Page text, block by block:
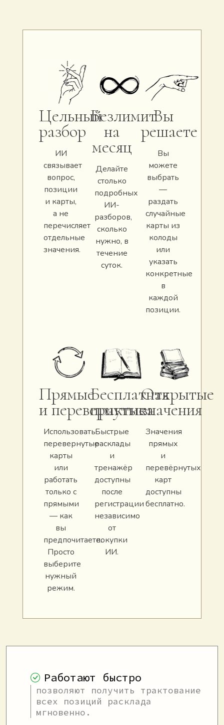
Цельный
разбор
ИИ
связывает
вопрос,
позиции
и карты,
а не
перечисляет
отдельные
значения.
Безлимит
на
месяц
Делайте
столько
подробных
ИИ-
разборов,
сколько
нужно, в
течение
суток.
Вы
решаете
Вы
можете
выбрать
—
раздать
случайные
карты из
колоды
или
указать
конкретные
в
каждой
позиции.
Прямые
и перевернутые
Использовать
перевернутые
карты
или
работать
только с
прямыми
— как
вы
предпочитаете.
Просто
выберите
нужный
режим.
Бесплатная
практика
Быстрые
расклады
и
тренажёр
доступны
после
регистрации
независимо
от
покупки
ИИ.
Открытые
значения
Значения
прямых
и
перевёрнутых
карт
доступны
бесплатно.
Работают быстро
позволяют получить трактование
всех позиций расклада
мгновенно.